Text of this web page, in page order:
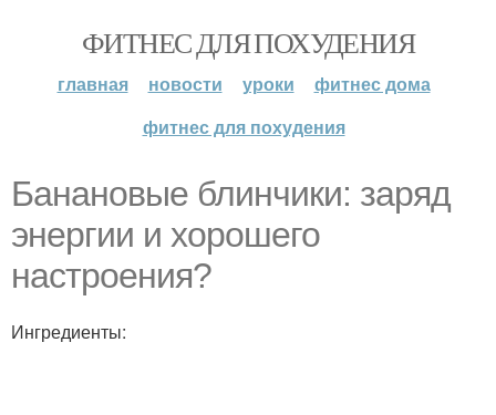
ФИТНЕС ДЛЯ ПОХУДЕНИЯ
главная новости уроки
фитнес дома
фитнес для похудения
Банановые блинчики: заряд
энергии и хорошего
настроения?
Ингредиенты: